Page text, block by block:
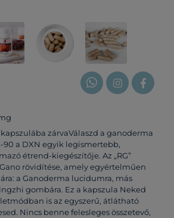
zárvaVálaszd a ganoderma
90 a DXN egyik legismertebb,
étrend-kiegészítője. Az „RG”
rövidítése, amely egyértelműen
a Ganoderma lucidumra, más
gombára. Ez a kapszula Neked
is az egyszerű, átlátható
Nincs benne felesleges összetevő,